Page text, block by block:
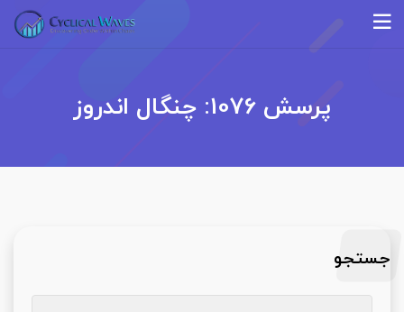
پرسش 1076: چنگال اندروز
جستجو